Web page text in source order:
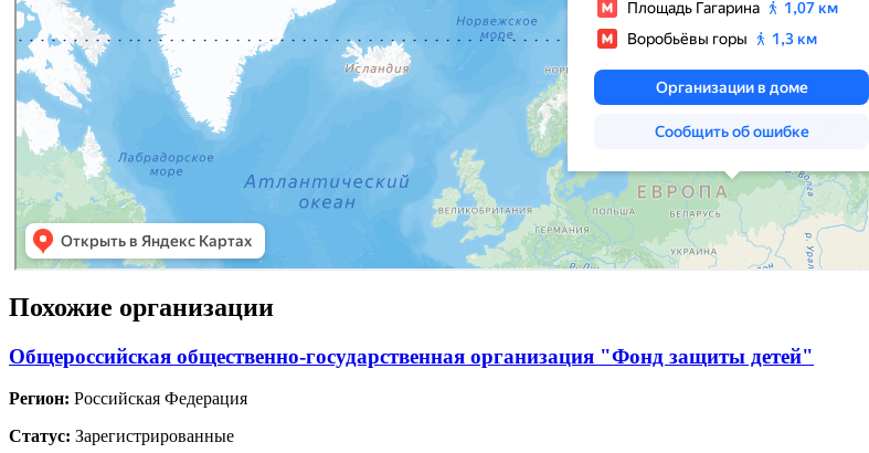
Похожие организации
Общероссийская общественно-государственная организация "Фонд защиты детей"
Регион: Российская Федерация
Статус: Зарегистрированные